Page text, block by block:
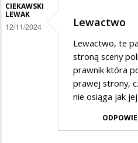
CIEKAWSKI
LEWAK
12/11/2024 Lewactwo
Lewactwo, te
stroną sceny
prawnik która
prawej strony,
nie osiąga jak